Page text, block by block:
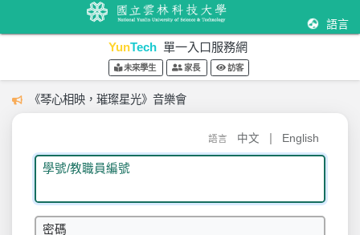
語言
YunTech 單一入口服務網
未來學生 家長 訪客
《琴心相映，璀璨星光》音樂會
語言 中文 English
學號/教職員編號
密碼